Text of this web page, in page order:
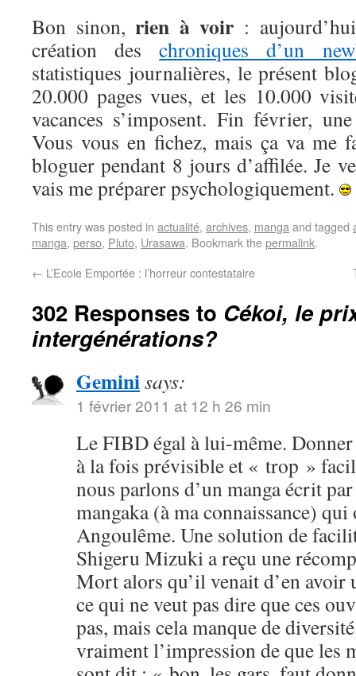
Bon sinon,rien à voir :
création deschroniques d’un
statistiques journalières, le présent
20.000 pages vues, et les 10.000
vacances s’imposent. Fin février,
Vous vous en fichez, mais ça va me
bloguer pendant 8 jours d’affilée. Je
vais me préparer psychologiquement.
This entry was posted in actualité, archives, manga and tagged
manga, perso, Pluto, Urasawa. Bookmark thepermalink.
← L’Ecole Emportée : l’horreur contestataire
302 Responses to Cékoi, le
intergénérations?
Geminisays:
1 février 2011 at 12 h 26 min
Le FIBD égal à lui-même.
à la fois prévisible et « trop »
nous parlons d’un manga écrit
mangaka (à ma connaissance)
Angoulême. Une solution de
Shigeru Mizuki a reçu une
Mort alors qu’il venait d’en avoir
ce qui ne veut pas dire que ces
pas, mais cela manque de
vraiment l’impression de que les